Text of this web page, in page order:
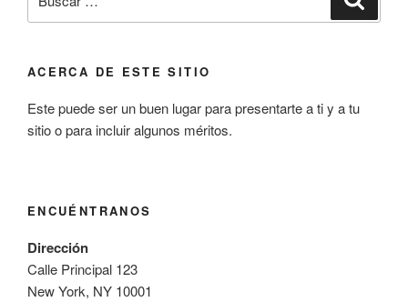
por:
ACERCA DE ESTE SITIO
Este puede ser un buen lugar para presentarte a ti y a tu
sitio o para incluir algunos méritos.
ENCUÉNTRANOS
Dirección
Calle Principal 123
New York, NY 10001